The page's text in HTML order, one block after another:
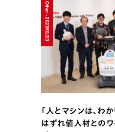
Other - 2023/01/23
「人とマシンは、わ
はずれ値人材とのワ